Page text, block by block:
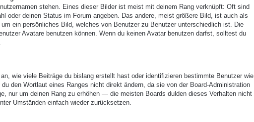
stehen. Eines dieser Bilder ist meist mit deinem Rang verknüpft: Oft sind
oder deinen Status im Forum angeben. Das andere, meist größere Bild, ist auch als
ein persönliches Bild, welches von Benutzer zu Benutzer unterschiedlich ist. Die
Avatare benutzen können. Wenn du keinen Avatar benutzen darfst, solltest du
wie viele Beiträge du bislang erstellt hast oder identifizieren bestimmte Benutzer wie
den Wortlaut eines Ranges nicht direkt ändern, da sie von der Board-Administration
nur um deinen Rang zu erhöhen — die meisten Boards dulden dieses Verhalten nicht
Umständen einfach wieder zurücksetzen.